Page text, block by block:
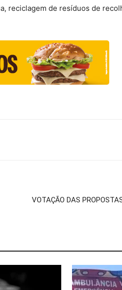
reciclagem de resíduos de
VOTAÇÃO DAS